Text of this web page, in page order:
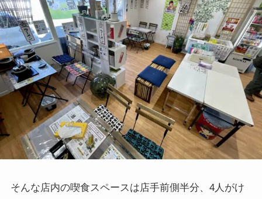
そんな店内の喫食スペースは店手前側半分、4人がけ